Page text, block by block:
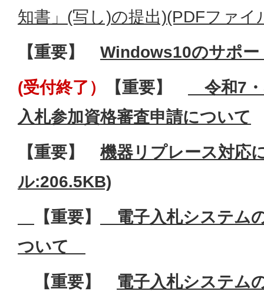
知書」(写し)の提出)(PDFファイ
【重要】
Windows10のサポ
(受付終了）
【重要】
令和7
入札参加資格審査申請について
【重要】
機器リプレース対応
ル:206.5KB)
【重要】
電子入札システム
ついて
【重要】
電子入札システム